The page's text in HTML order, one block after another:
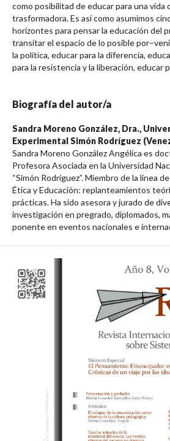
como posibilitad de educar para una vida
trasformadora. Es así como asumimos
horizontes para pensar la educación del
transitar el espacio de lo posible
la política, educar para la diferencia,
para la resistencia y la liberación, educar
Biografía del autor/a
Sandra Moreno González, Dra.,
Experimental Simón Rodríguez
Sandra Moreno González Angélica es
Profesora Asociada en la Universidad
“Simón Rodríguez”. Miembro de la línea
Ética y Educación: replanteamientos
prácticas. Ha sido asesora y jurado de
investigación en pregrado, diplomados,
ponente en eventos nacionales e